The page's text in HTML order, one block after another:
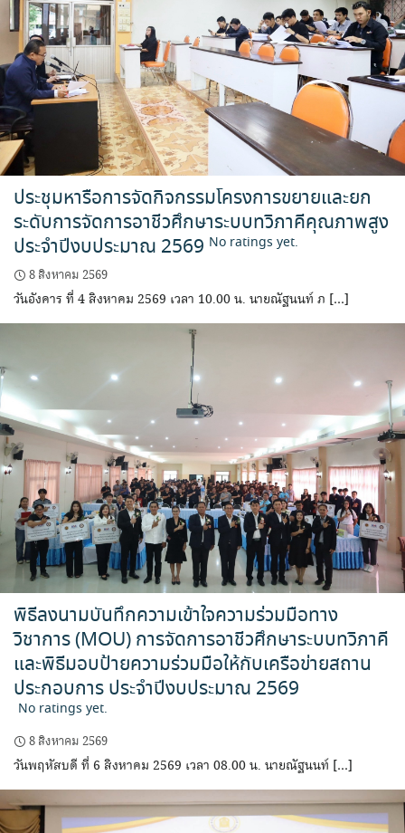
ประชุมหารือการจัดกิจกรรมโครงการขยายและยก
ระดับการจัดการอาชีวศึกษาระบบทวิภาคีคุณภาพสูง
ประจำปีงบประมาณ 2569 No ratings yet.
8 สิงหาคม 2569
วันอังคาร ที่ 4 สิงหาคม 2569 เวลา 10.00 น. นายณัฐนนท์ ภ […]
พิธีลงนามบันทึกความเข้าใจความร่วมมือทาง
วิชาการ (MOU) การจัดการอาชีวศึกษาระบบทวิภาคี
และพิธีมอบป้ายความร่วมมือให้กับเครือข่ายสถาน
ประกอบการ ประจำปีงบประมาณ 2569
No ratings yet.
8 สิงหาคม 2569
วันพฤหัสบดี ที่ 6 สิงหาคม 2569 เวลา 08.00 น. นายณัฐนนท์ […]